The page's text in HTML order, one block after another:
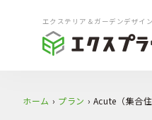
エクステリア＆ガーデンデザイ
ホーム › プラン › Acute（集合